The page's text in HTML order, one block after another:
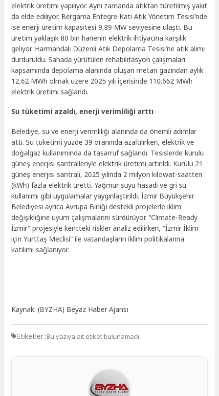
elektrik üretimi yapılıyor. Aynı zamanda atıktan türetilmiş yakıt
da elde ediliyor. Bergama Entegre Katı Atık Yönetim Tesisi’nde
ise enerji üretim kapasitesi 9,89 MW seviyesine ulaştı. Bu
üretim yaklaşık 80 bin hanenin elektrik ihtiyacına karşılık
geliyor. Harmandalı Düzenli Atık Depolama Tesisi’ne atık alımı
durduruldu. Sahada yürütülen rehabilitasyon çalışmaları
kapsamında depolama alanında oluşan metan gazından aylık
12,62 MWh olmak üzere 2025 yılı içerisinde 110.662 MWh
elektrik üretimi sağlandı.
Su tüketimi azaldı, enerji verimliliği arttı
Belediye, su ve enerji verimliliği alanında da önemli adımlar
attı. Su tüketimi yüzde 39 oranında azaltılırken, elektrik ve
doğalgaz kullanımında da tasarruf sağlandı. Tesislerde kurulu
güneş enerjisi santralleriyle elektrik üretimi artırıldı. Kurulu 21
güneş enerjisi santrali, 2025 yılında 2 milyon kilowat-saatten
(kWh) fazla elektrik üretti. Yağmur suyu hasadı ve gri su
kullanımı gibi uygulamalar yaygınlaştırıldı. İzmir Büyükşehir
Belediyesi ayrıca Avrupa Birliği destekli projelerle iklim
değişikliğine uyum çalışmalarını sürdürüyor. “Climate-Ready
İzmir” projesiyle kentteki riskler analiz edilirken, “İzmir İklim
için Yurttaş Meclisi” ile vatandaşların iklim politikalarına
katılımı sağlanıyor.
Kaynak: (BYZHA) Beyaz Haber Ajansı
Etiketler :Bu yazıya ait etiket bulunamadı.